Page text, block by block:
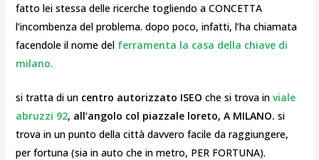
fatto lei stessa delle ricerche togliendo a CONCETTA
l’incombenza del problema. dopo poco, infatti, l’ha chiamata
facendole il nome del ferramenta la casa della chiave di
milano.
si tratta di uncentro autorizzato ISEO che si trova in viale
abruzzi 92, all’angolo col piazzale loreto, A MILANO. si
trova in un punto della città davvero facile da raggiungere,
per fortuna (sia in auto che in metro, PER FORTUNA).